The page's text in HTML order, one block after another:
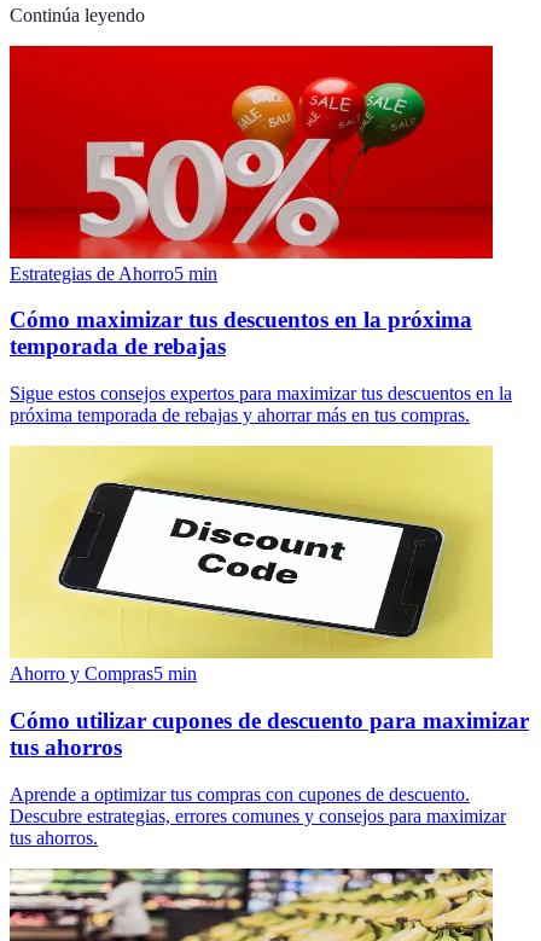
Continúa leyendo
Estrategias de Ahorro5 min
Cómo maximizar tus descuentos en la próxima
temporada de rebajas
Sigue estos consejos expertos para maximizar tus descuentos en la
próxima temporada de rebajas y ahorrar más en tus compras.
Ahorro y Compras5 min
Cómo utilizar cupones de descuento para maximizar
tus ahorros
Aprende a optimizar tus compras con cupones de descuento.
Descubre estrategias, errores comunes y consejos para maximizar
tus ahorros.